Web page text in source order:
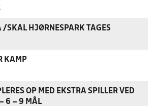
/SKAL HJØRNESPARK TAGES
KAMP
OP MED EKSTRA SPILLER VED
6 – 9 MÅL